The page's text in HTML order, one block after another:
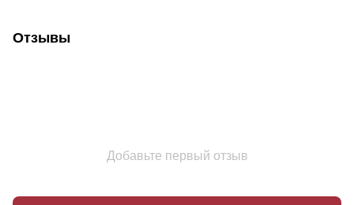
Отзывы
Добавьте первый отзыв